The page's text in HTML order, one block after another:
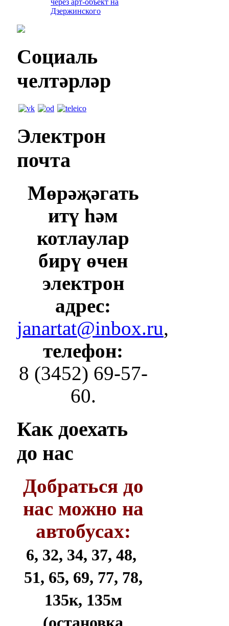
через арт-объект на
Дзержинского
Социаль
челтәрләр
Электрон
почта
Мөрәҗәгать
итү һәм
котлаулар
бирү өчен
электрон
адрес:
janartat@inbox.ru,
телефон:
8 (3452) 69-57-
60.
Как доехать
до нас
Добраться до
нас можно на
автобусах:
6, 32, 34, 37, 48,
51, 65, 69, 77, 78,
135к, 135м
(остановка